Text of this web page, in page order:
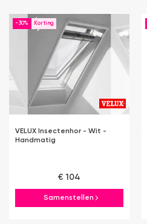
-30%
VELUX Insectenhor - Wit -
Handmatig
€ 104
Samenstellen